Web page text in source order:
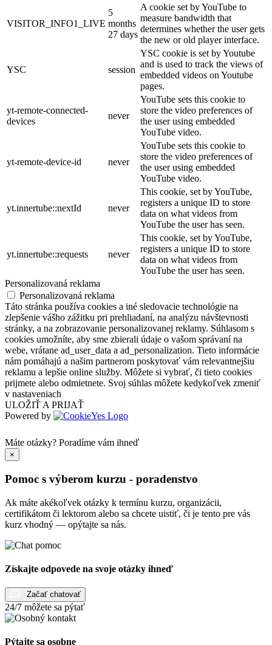
VISITOR_INFO1_LIVE
5
months
27 days
A cookie set by YouTube to
measure bandwidth that
determines whether the user gets
the new or old player interface.
YSC session
YSC cookie is set by Youtube
and is used to track the views of
embedded videos on Youtube
pages.
yt-remote-connected-
devices
never
YouTube sets this cookie to
store the video preferences of
the user using embedded
YouTube video.
yt-remote-device-id never
YouTube sets this cookie to
store the video preferences of
the user using embedded
YouTube video.
yt.innertube::nextId never
This cookie, set by YouTube,
registers a unique ID to store
data on what videos from
YouTube the user has seen.
yt.innertube::requests never
This cookie, set by YouTube,
registers a unique ID to store
data on what videos from
YouTube the user has seen.
Personalizovaná reklama
Personalizovaná reklama
Táto stránka používa cookies a iné sledovacie technológie na
zlepšenie vášho zážitku pri prehliadaní, na analýzu návštevnosti
stránky, a na zobrazovanie personalizovanej reklamy. Súhlasom s
cookies umožníte, aby sme zbierali údaje o vašom správaní na
webe, vrátane ad_user_data a ad_personalization. Tieto informácie
nám pomáhajú a našim partnerom poskytovať vám relevantnejšiu
reklamu a lepšie online služby. Môžete si vybrať, či tieto cookies
prijmete alebo odmietnete. Svoj súhlas môžete kedykoľvek zmeniť
v nastaveniach
ULOŽIŤ A PRIJAŤ
Powered by
Máte otázky? Poradíme vám ihneď
×
Pomoc s výberom kurzu - poradenstvo
Ak máte akékoľvek otázky k termínu kurzu, organizácii,
certifikátom či lektorom alebo sa chcete uistiť, či je tento pre vás
kurz vhodný — opýtajte sa nás.
Získajte odpovede na svoje otázky ihneď
Začať chatovať
24/7 môžete sa pýtať
Pýtajte sa osobne